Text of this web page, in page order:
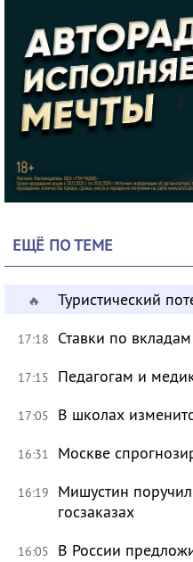
ЕЩЁ ПО ТЕМЕ
🔥 Туристический
17:18 Ставки по
17:15 Педагогам и
17:05 В школах
16:31 Москве
16:19
Мишустин
госзаказах
16:05 В России